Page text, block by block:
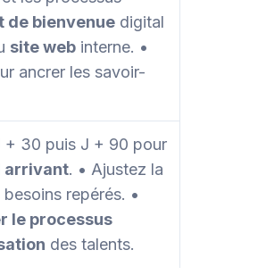
de bienvenue digital
site web interne. •
ancrer les savoir-
+ 30 puis J + 90 pour
arrivant. • Ajustez la
repérés. •
le processus
des talents.